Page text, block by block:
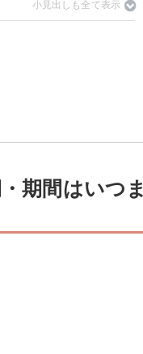
期間はいつま